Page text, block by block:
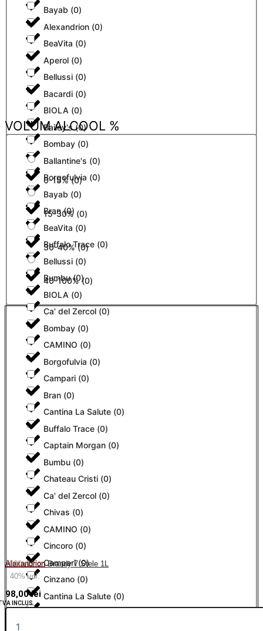
Bayab (0)
BeaVita (0)
Bellussi (0)
BIOLA (0)
Bombay (0)
Borgofulvia (0)
Bran(0)
Buffalo Trace (0)
Bumbu(0)
Ca' del Zercol (0)
CAMINO (0)
Campari (0)
Cantina La Salute (0)
Captain Morgan (0)
Chateau Cristi (0)
Chivas (0)
Cincoro (0)
Cinzano (0)
Alexandrion (0)
Aperol (0)
Bacardi (0)
Bailey's(0)
Ballantine's (0)
Bayab (0)
BeaVita (0)
Bellussi (0)
BIOLA (0)
Bombay (0)
Borgofulvia (0)
Bran (0)
Buffalo Trace (0)
Bumbu (0)
Ca' del Zercol (0)
CAMINO (0)
Campari(0)
Cantina La Salute (0)
VOLUM ALCOOL %
0-15% (0)
15-30% (0)
30-40% (0)
40-100% (0)
Alexandrion
Alexandrion Brandy 7 Stele 1L
1000ml
· 40% vol.
98,00lei
INCLUS